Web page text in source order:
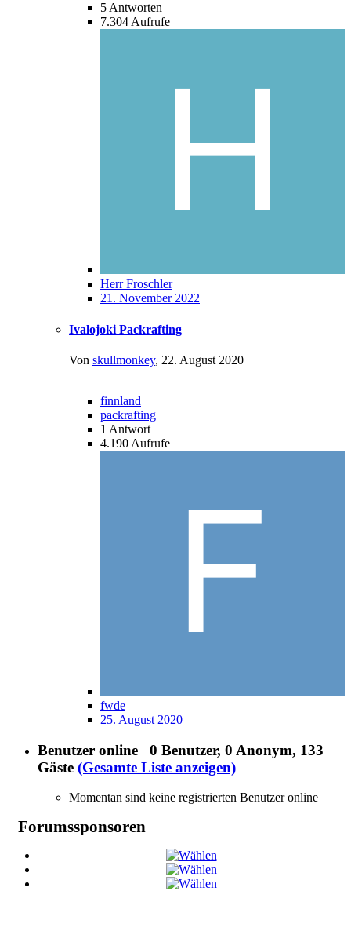
5 Antworten
7.304 Aufrufe
Herr Froschler
21. November 2022
Ivalojoki Packrafting
Von skullmonkey, 22. August 2020
finnland
packrafting
1 Antwort
4.190 Aufrufe
fwde
25. August 2020
Benutzer online 0 Benutzer, 0 Anonym, 133
Gäste (Gesamte Liste anzeigen)
Momentan sind keine registrierten Benutzer online
Forumssponsoren